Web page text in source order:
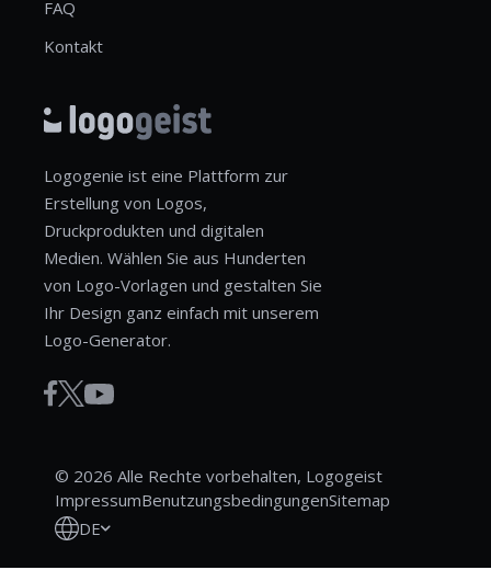
FAQ
Kontakt
Logogenie ist eine Plattform zur
Erstellung von Logos,
Druckprodukten und digitalen
Medien. Wählen Sie aus Hunderten
von Logo-Vorlagen und gestalten Sie
Ihr Design ganz einfach mit unserem
Logo-Generator.
© 2026 Alle Rechte vorbehalten, Logogeist
ImpressumBenutzungsbedingungenSitemap
DE